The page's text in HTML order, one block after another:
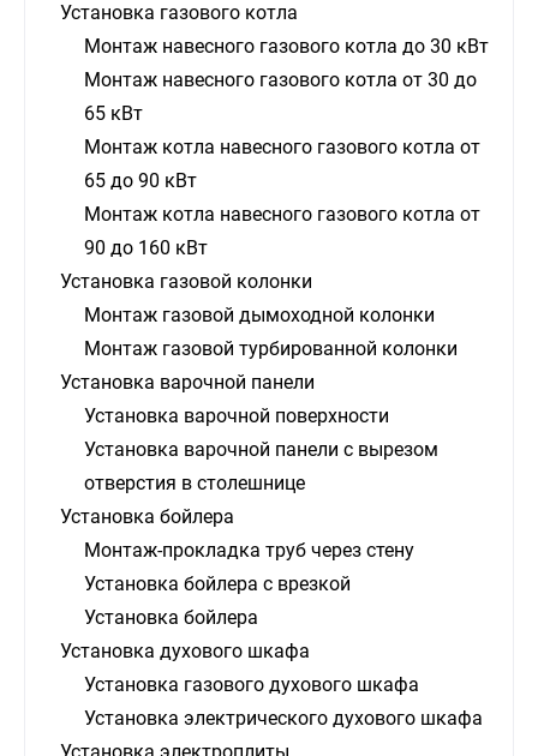
Установка газового котла
Монтаж навесного газового котла до 30 кВт
Монтаж навесного газового котла от 30 до
65 кВт
Монтаж котла навесного газового котла от
65 до 90 кВт
Монтаж котла навесного газового котла от
90 до 160 кВт
Установка газовой колонки
Монтаж газовой дымоходной колонки
Монтаж газовой турбированной колонки
Установка варочной панели
Установка варочной поверхности
Установка варочной панели с вырезом
отверстия в столешнице
Установка бойлера
Монтаж-прокладка труб через стену
Установка бойлера с врезкой
Установка бойлера
Установка духового шкафа
Установка газового духового шкафа
Установка электрического духового шкафа